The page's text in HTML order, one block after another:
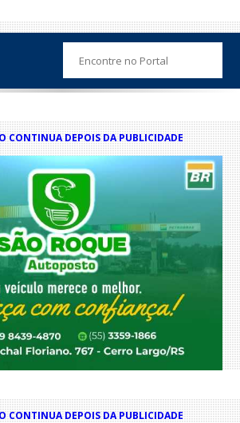
CONTINUA DEPOIS DA PUBLICIDADE
CONTINUA DEPOIS DA PUBLICIDADE